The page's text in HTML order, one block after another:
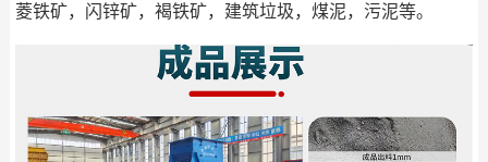
菱铁矿，闪锌矿，褐铁矿，建筑垃圾，煤泥，污泥等。